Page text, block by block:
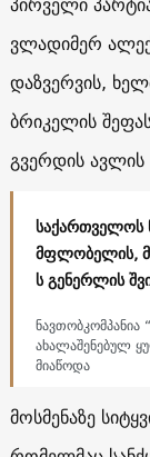
ვლადიმერ
დაზვერვის,
ბრიკელის
გვერდის
საქართველოს
მფლობელის,
ს გენერლის
ახალაშენებულ
მიაწოდა
მოსმენაზე